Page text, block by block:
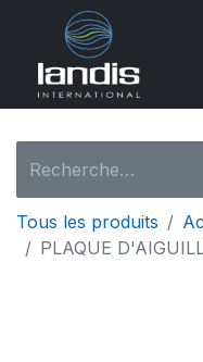
Tous les produits
PLAQUE